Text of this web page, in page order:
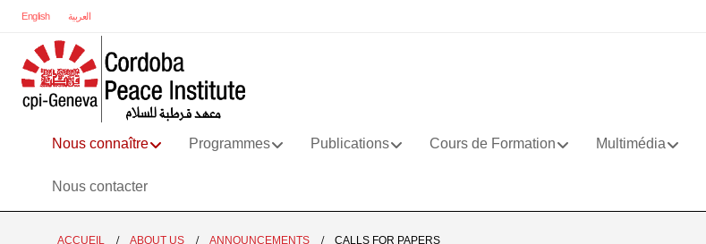
English العربية
Nous connaître Programmes Publications Cours de Formation Multimédia
Nous contacter
ACCUEIL ABOUT US ANNOUNCEMENTS CALLS FOR PAPERS